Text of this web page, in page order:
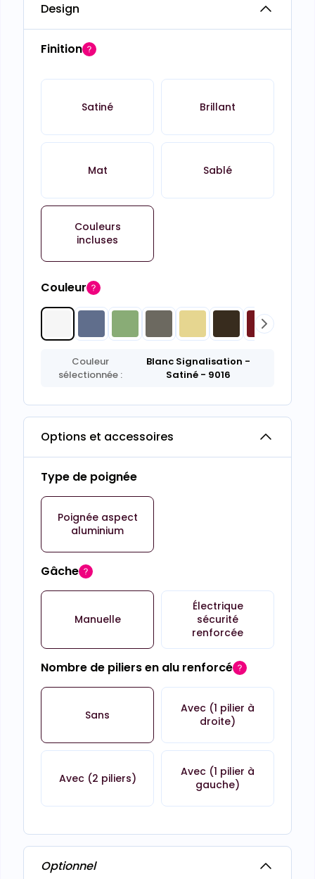
Design
Finition
Satiné Brillant
Mat Sablé
Couleurs
incluses
Couleur
Couleur
sélectionnée :
Blanc Signalisation -
Satiné - 9016
Options et accessoires
Type de poignée
Poignée aspect
aluminium
Gâche
Manuelle
Électrique
sécurité
renforcée
Nombre de piliers en alu renforcé
Sans
Avec (1 pilier à
droite)
Avec (2 piliers)
Avec (1 pilier à
gauche)
Optionnel